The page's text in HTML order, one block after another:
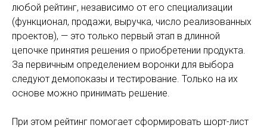
любой рейтинг, независимо от его специализации
(функционал, продажи, выручка, число реализованных
проектов), — это только первый этап в длинной
цепочке принятия решения о приобретении продукта.
За первичным определением воронки для выбора
следуют демопоказы и тестирование. Только на их
основе можно принимать решение.
При этом рейтинг помогает сформировать шорт-лист